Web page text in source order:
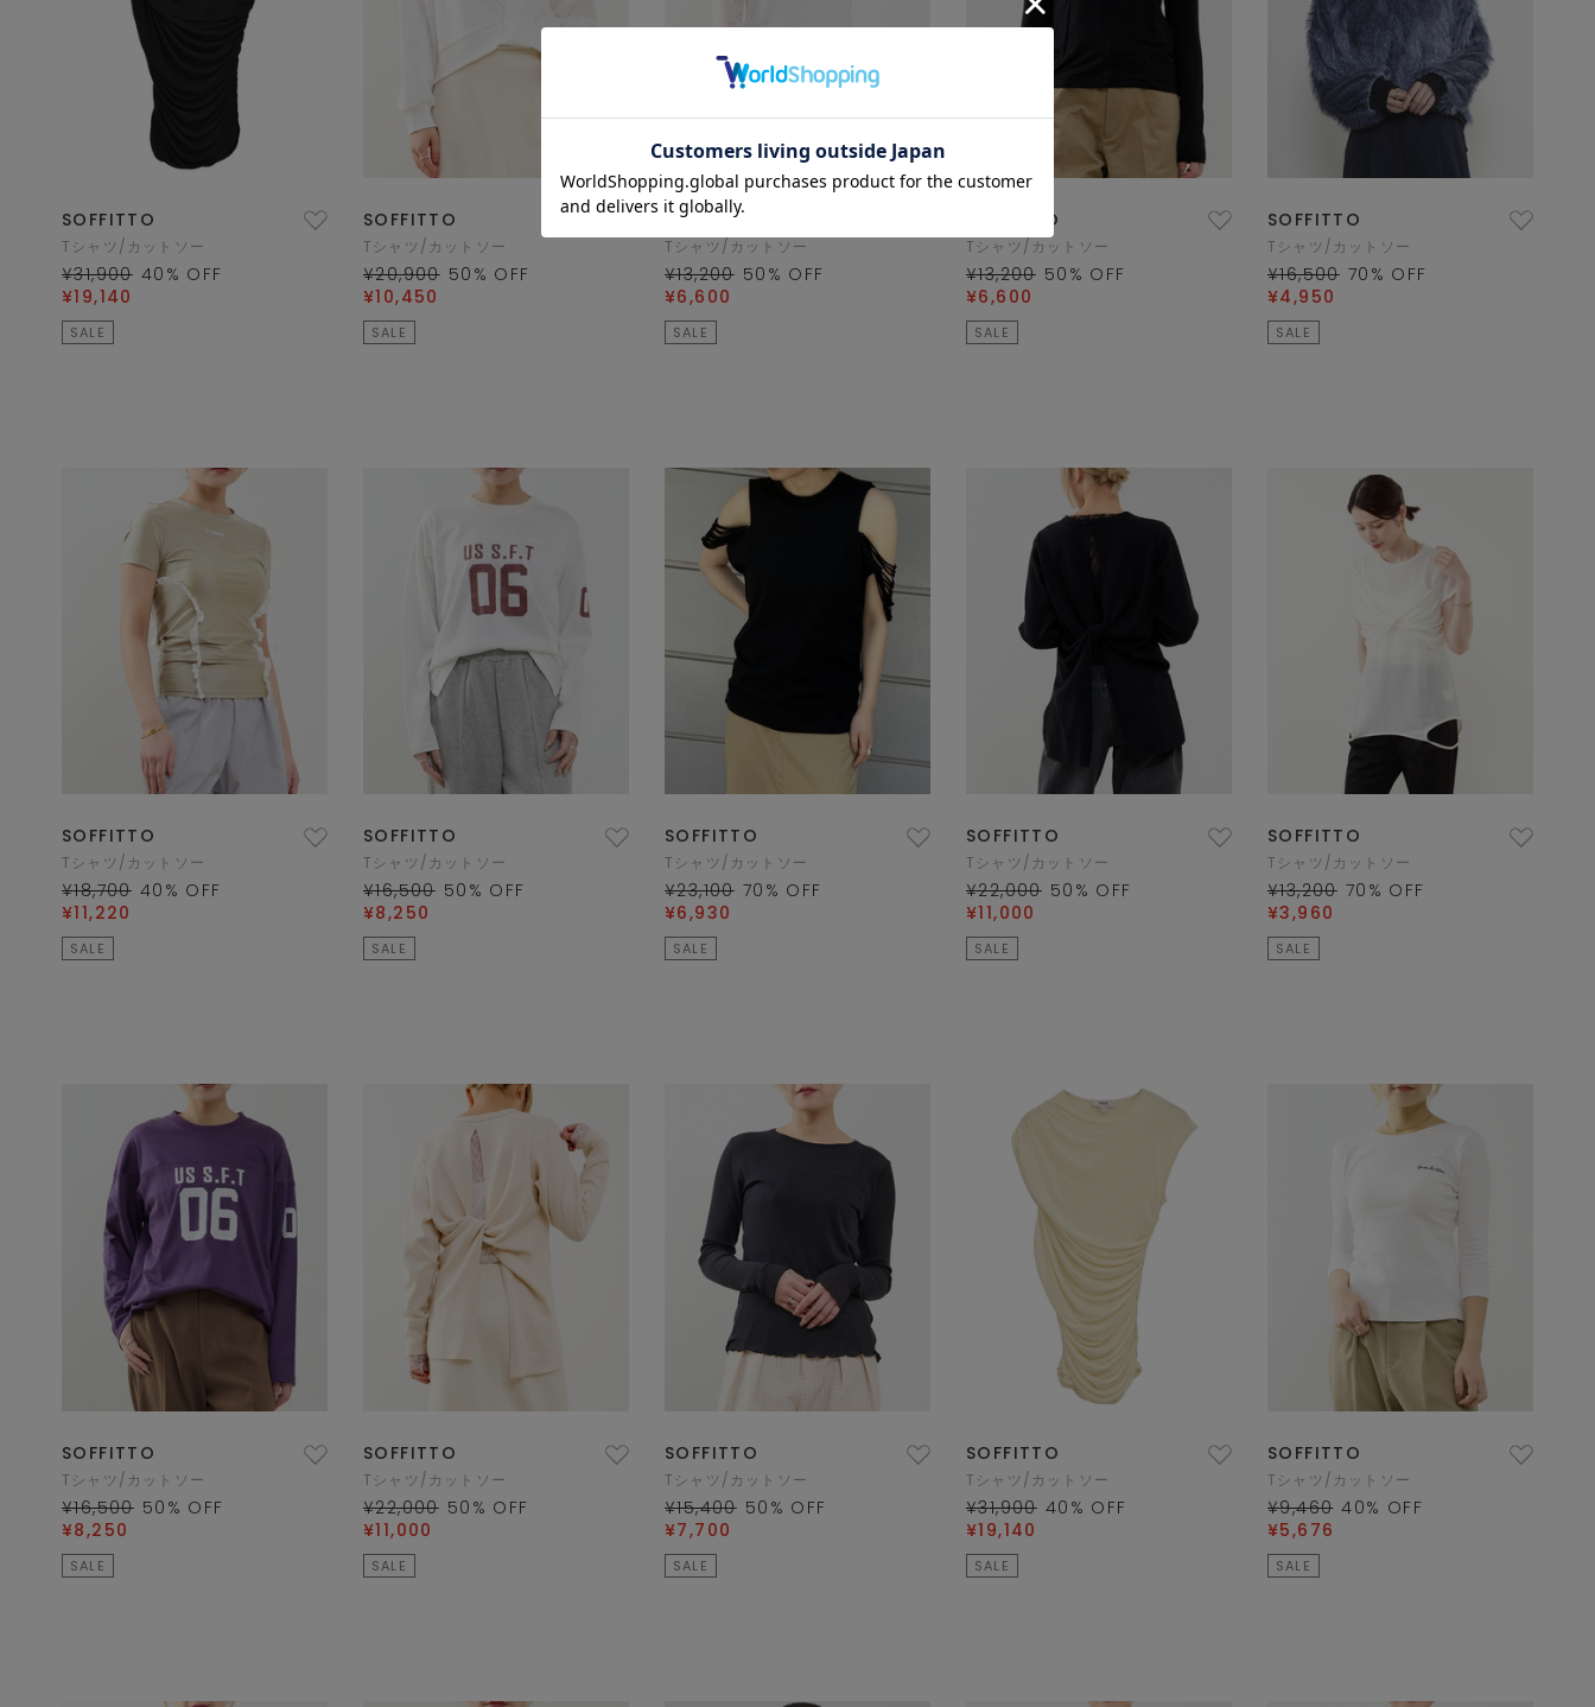
SOFFITTO
Tシャツ/カットソー
¥31,900 40 % OFF
¥19,140
SALE
SOFFITTO
Tシャツ/カットソー
¥20,900 50 % OFF
¥10,450
SALE
SOFFITTO
Tシャツ/カットソー
¥13,200 50 % OFF
¥6,600
SALE
SOFFITTO
Tシャツ/カットソー
¥13,200 50 % OFF
¥6,600
SALE
SOFFITTO
Tシャツ/カットソー
¥16,500 70 % OFF
¥4,950
SALE
SOFFITTO
Tシャツ/カットソー
¥18,700 40 % OFF
¥11,220
SALE
SOFFITTO
Tシャツ/カットソー
¥16,500 50 % OFF
¥8,250
SALE
SOFFITTO
Tシャツ/カットソー
¥23,100 70 % OFF
¥6,930
SALE
SOFFITTO
Tシャツ/カットソー
¥22,000 50 % OFF
¥11,000
SALE
SOFFITTO
Tシャツ/カットソー
¥13,200 70 % OFF
¥3,960
SALE
SOFFITTO
Tシャツ/カットソー
¥16,500 50 % OFF
¥8,250
SALE
SOFFITTO
Tシャツ/カットソー
¥22,000 50 % OFF
¥11,000
SALE
SOFFITTO
Tシャツ/カットソー
¥15,400 50 % OFF
¥7,700
SALE
SOFFITTO
Tシャツ/カットソー
¥31,900 40 % OFF
¥19,140
SALE
SOFFITTO
Tシャツ/カットソー
¥9,460 40% OFF
¥5,676
SALE